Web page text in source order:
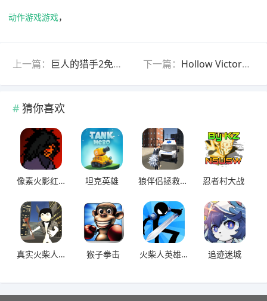
动作游戏游戏，
上一篇： 巨人的猎手2免费版 下一篇： Hollow Victory空洞的胜利
猜你喜欢
像素火影红夜带土 坦克英雄 狼伴侣拯救世界 忍者村大战
真实火柴人犯罪2 猴子拳击 火柴人英雄怪物时代 追迹迷城